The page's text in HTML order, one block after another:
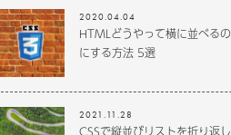
2020.04.04
HTMLどうやって横に並べる
にする方法 5選
2021.11.28
CSSで縦並びリストを折り返